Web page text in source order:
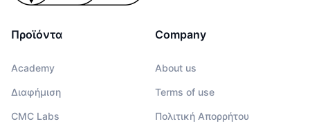
Προϊόντα
Academy
Διαφήμιση
CMC Labs
Company
About us
Terms of use
Πολιτική Απορρήτου